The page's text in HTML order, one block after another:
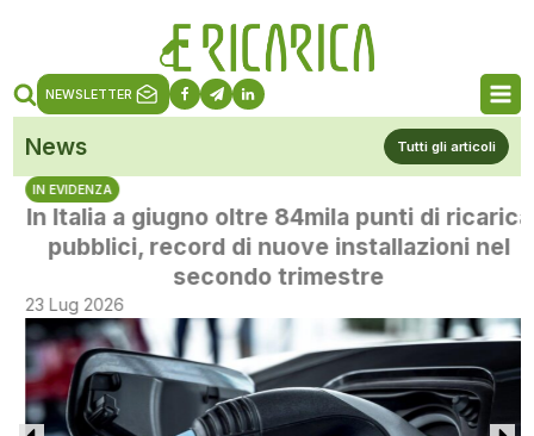
NEWSLETTER
News Tutti gli articoli
IN EVIDENZA
In Italia a giugno oltre 84mila punti di ricarica
pubblici, record di nuove installazioni nel
secondo trimestre
23 Lug 2026